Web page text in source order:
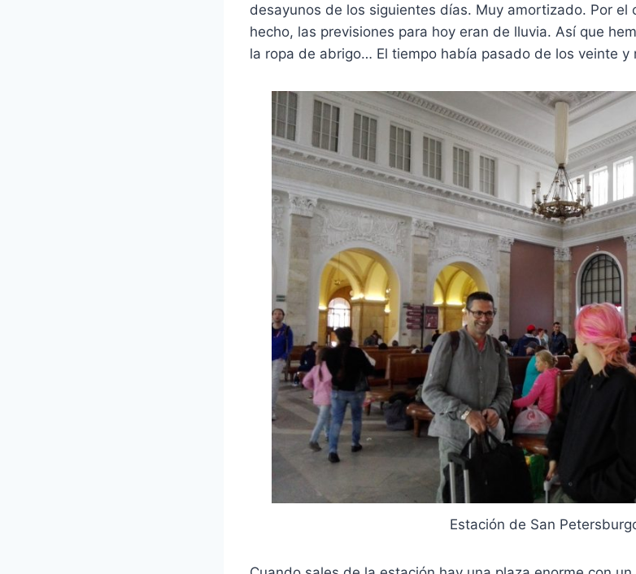
desayunos de los siguientes días. Muy amortizado. Por el
hecho, las previsiones para hoy eran de lluvia. Así que
la ropa de abrigo… El tiempo había pasado de los veinte y
Estación de San